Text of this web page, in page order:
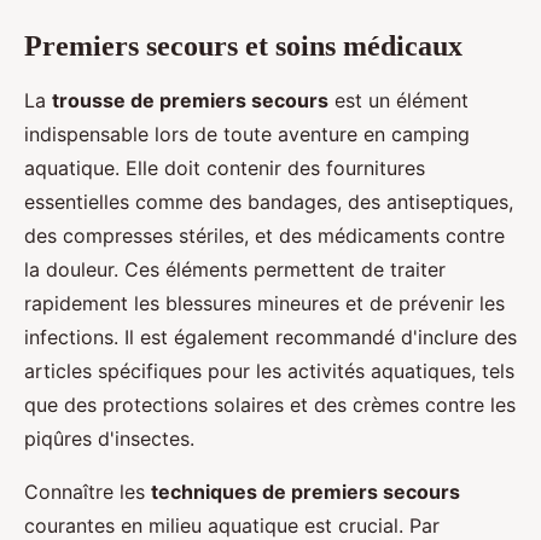
Premiers secours et soins médicaux
La trousse de premiers secours est un élément
indispensable lors de toute aventure en camping
aquatique. Elle doit contenir des fournitures
essentielles comme des bandages, des antiseptiques,
des compresses stériles, et des médicaments contre
la douleur. Ces éléments permettent de traiter
rapidement les blessures mineures et de prévenir les
infections. Il est également recommandé d'inclure des
articles spécifiques pour les activités aquatiques, tels
que des protections solaires et des crèmes contre les
piqûres d'insectes.
Connaître les techniques de premiers secours
courantes en milieu aquatique est crucial. Par